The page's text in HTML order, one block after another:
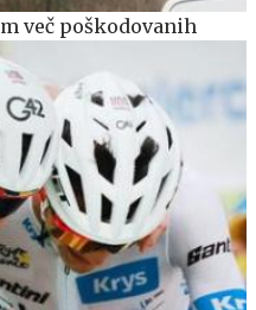
več poškodovanih